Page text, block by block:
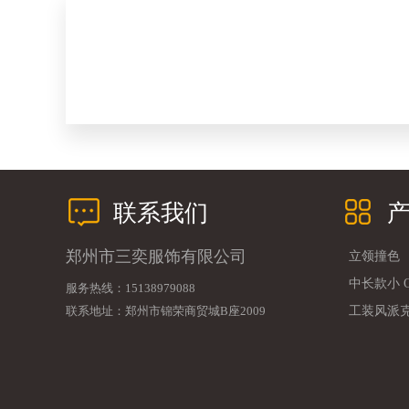
联系我们
郑州市三奕服饰有限公司
服务热线：15138979088
联系地址：郑州市锦荣商贸城B座2009
立领撞色
中长款小
工装风派